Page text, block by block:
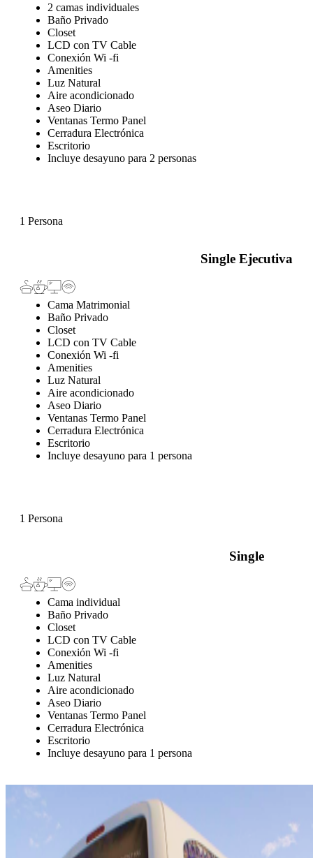
2 camas individuales
Baño Privado
Closet
LCD con TV Cable
Conexión Wi -fi
Amenities
Luz Natural
Aire acondicionado
Aseo Diario
Ventanas Termo Panel
Cerradura Electrónica
Escritorio
Incluye desayuno para 2 personas
1 Persona
Single Ejecutiva
Cama Matrimonial
Baño Privado
Closet
LCD con TV Cable
Conexión Wi -fi
Amenities
Luz Natural
Aire acondicionado
Aseo Diario
Ventanas Termo Panel
Cerradura Electrónica
Escritorio
Incluye desayuno para 1 persona
1 Persona
Single
Cama individual
Baño Privado
Closet
LCD con TV Cable
Conexión Wi -fi
Amenities
Luz Natural
Aire acondicionado
Aseo Diario
Ventanas Termo Panel
Cerradura Electrónica
Escritorio
Incluye desayuno para 1 persona